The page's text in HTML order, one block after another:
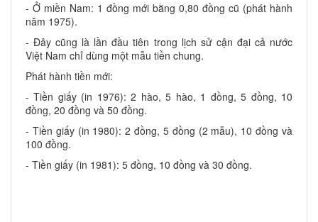
- Ở miền Nam: 1 đồng mới bằng 0,80 đồng cũ (phát hành
năm 1975).
- Đây cũng là lần đầu tiên trong lịch sử cận đại cả nước
Việt Nam chỉ dùng một mẫu tiền chung.
Phát hành tiền mới:
- Tiền giấy (in 1976): 2 hào, 5 hào, 1 đồng, 5 đồng, 10
đồng, 20 đồng và 50 đồng.
- Tiền giấy (in 1980): 2 đồng, 5 đồng (2 mẫu), 10 đồng và
100 đồng.
- Tiền giấy (in 1981): 5 đồng, 10 đồng và 30 đồng.